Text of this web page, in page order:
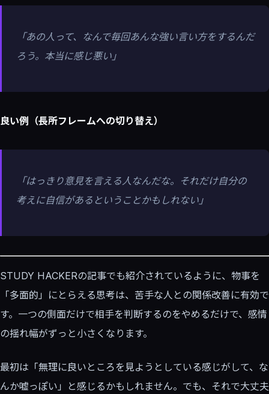
「あの人って、なんで毎回あんな強い言い方をするんだ
ろう。本当に感じ悪い」
良い例（長所フレームへの切り替え）
「はっきり意見を言える人なんだな。それだけ自分の
考えに自信があるということかもしれない」
STUDY HACKERの記事でも紹介されているように、物事を
「多面的」にとらえる思考は、苦手な人との関係改善に有効で
す。一つの側面だけで相手を判断するのをやめるだけで、感情
の揺れ幅がずっと小さくなります。
最初は「無理に良いところを見ようとしている感じがして、な
んか嘘っぽい」と感じるかもしれません。でも、それで大丈夫